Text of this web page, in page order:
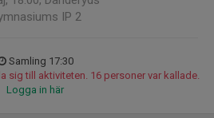
IP 2
Samling 17:30
sig till aktiviteten. 16 personer var kallade.
Logga in här